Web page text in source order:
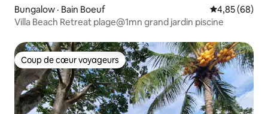
Bungalow · Bain Boeuf Note
4,85 (68)
Villa Beach Retreat plage@1mn grand jardin piscine
Coup de cœur voyageurs
Coup de cœur voyageurs